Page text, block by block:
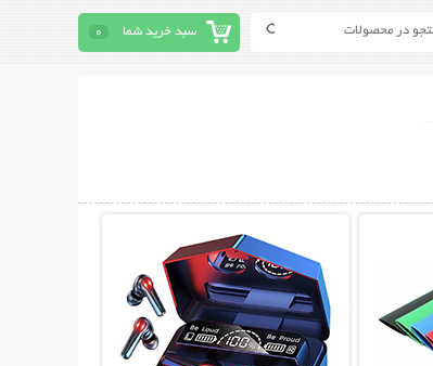
سبد خرید شما 0